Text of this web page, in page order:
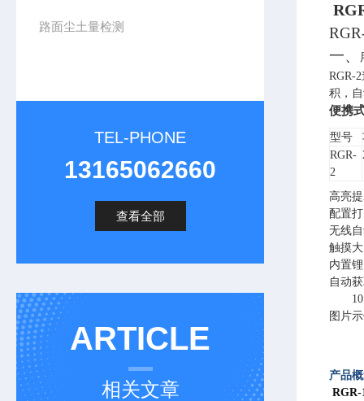
路面尘土量检测
TEL-PHONE
13165062660
查看全部
ARTICLE
相关文章
R
一、
RGR-
积，
便携
型号
RGR-
2
高亮提
配置
无线
触摸
内置
自动
图片
产品
RGR-